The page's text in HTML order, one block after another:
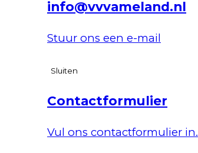
info@vvvameland.nl
Stuur ons een e-mail
Sluiten
Contactformulier
Vul ons contactformulier in.